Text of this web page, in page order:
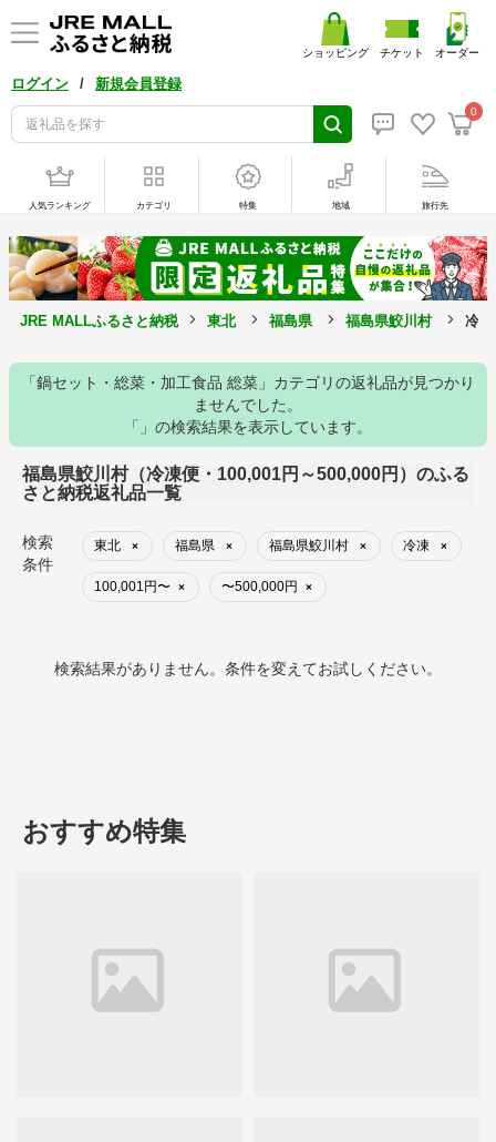
ログイン / 新規会員登録
0
ショッピング チケット オーダー
人気ランキング カテゴリ 特集 地域 旅行先
JRE MALLふるさと納税 東北 福島県 福島県鮫川村 冷
「鍋セット・総菜・加工食品 総菜」カテゴリの返礼品が見つかり
ませんでした。
「」の検索結果を表示しています。
福島県鮫川村（冷凍便・100,001円～500,000円）のふる
さと納税返礼品一覧
検索
条件
東北 × 福島県 × 福島県鮫川村 × 冷凍 ×
100,001円〜 × 〜500,000円 ×
検索結果がありません。条件を変えてお試しください。
おすすめ特集